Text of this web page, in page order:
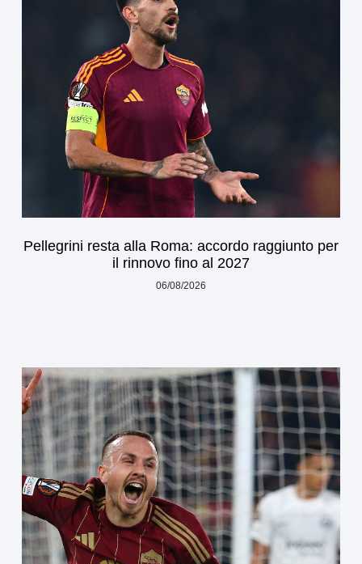
Pellegrini resta alla Roma: accordo raggiunto per
il rinnovo fino al 2027
06/08/2026